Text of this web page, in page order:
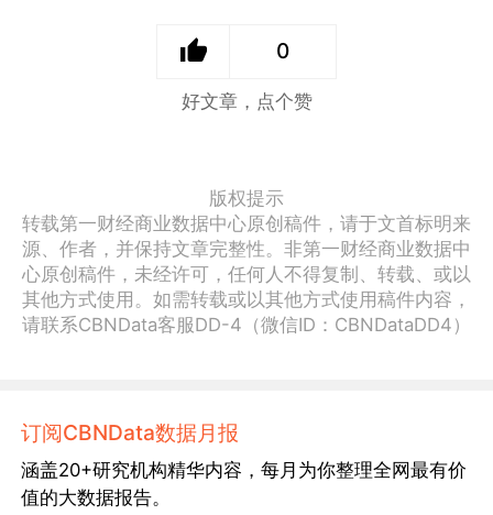
0
好文章，点个赞
版权提示
转载第一财经商业数据中心原创稿件，请于文首标明来
源、作者，并保持文章完整性。非第一财经商业数据中
心原创稿件，未经许可，任何人不得复制、转载、或以
其他方式使用。如需转载或以其他方式使用稿件内容，
请联系CBNData客服DD-4（微信ID：CBNDataDD4）
订阅CBNData数据月报
涵盖20+研究机构精华内容，每月为你整理全网最有价
值的大数据报告。